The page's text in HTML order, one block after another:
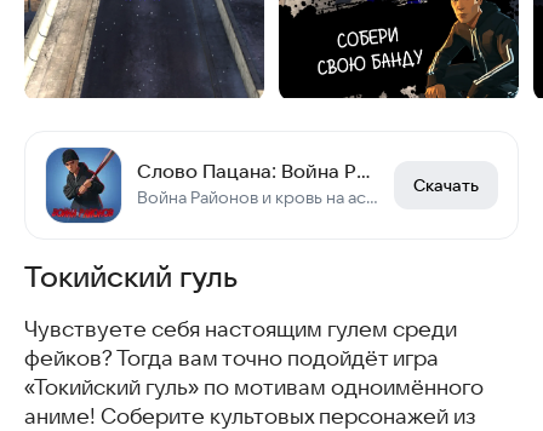
Слово Пацана: Война Районов
Война Районов и кровь на асфальте - управляй уличными бандами в Сила Пацана!
Скачать
Токийский гуль
Чувствуете себя настоящим гулем среди
фейков? Тогда вам точно подойдёт игра
«Токийский гуль» по мотивам одноимённого
аниме! Соберите культовых персонажей из